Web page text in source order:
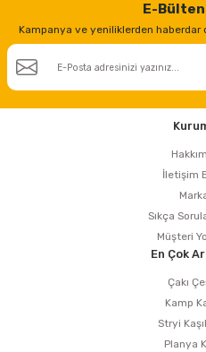
E-
Kampanya ve yeniliklerden
İletişim
Sıkça
Müşteri
En Çok
Çakı
Kamp
Stryi
Planya